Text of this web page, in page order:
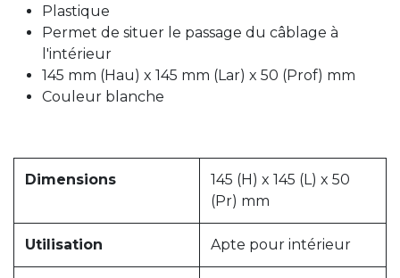
Plastique
Permet de situer le passage du câblage à
l'intérieur
145 mm (Hau) x 145 mm (Lar) x 50 (Prof) mm
Couleur blanche
Dimensions
145 (H) x 145 (L) x 50
(Pr) mm
Utilisation Apte pour intérieur